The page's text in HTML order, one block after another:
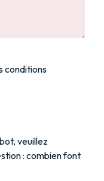
conditions
veuillez
: combien font